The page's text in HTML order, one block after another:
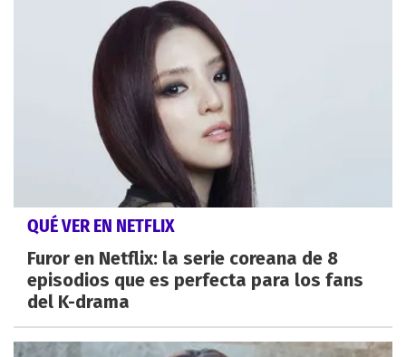
QUÉ VER EN NETFLIX
Furor en Netflix: la serie coreana de 8
episodios que es perfecta para los fans
del K-drama